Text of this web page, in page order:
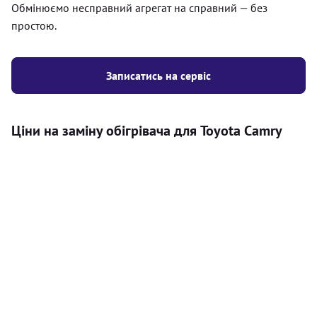
Записатись на сервіс
Обмінюємо несправний агрегат на справний — без
простою.
Ціни на заміну обігрівача для Toyota Camry